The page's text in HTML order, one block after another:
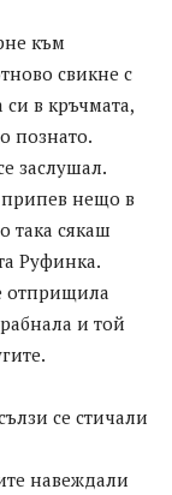
към
свикне с
си в кръчмата,
познато.
заслушал.
нещо в
така сякаш
Руфинка.
отприщила
и той
се стичали
навеждали